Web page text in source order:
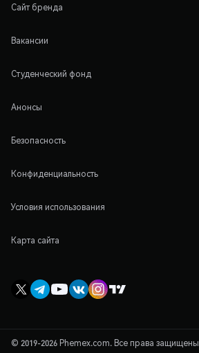
Сайт бренда
Вакансии
Студенческий фонд
Анонсы
Безопасность
Конфиденциальность
Условия использования
Карта сайта
© 2019-2026 Phemex.com. Все права защищены